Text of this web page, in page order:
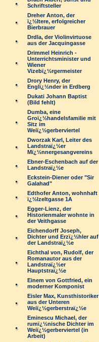
Schriftsteller
Dreher Anton, der
ï¿½ltere, erfolgreicher
Bierbrauer
Drdla, der Violinvirtuose
aus der Jacquingasse
Drimmel Heinrich -
Unterrichtsminister und
Wiener
Vizebï¿½rgermeister
Drory Henry, der
Englï¿½nder in Erdberg
Dukati Johann Baptist
(Bild fehlt)
Dumba, eine
Groï¿½handelsfamilie mit
Sitz im
Weiï¿½gerberviertel
Dworzak Karl, Leiter des
Landstraï¿½er
Mï¿½nnergesangvereins
Ebner-Eschenbach auf der
Landstraï¿½e
Eckstein-Diener oder "Sir
Galahad"
Edthofer Anton, wohnhaft
ï¿½lzeltgasse 1A
Egger-Lienz, der
Historienmaler wohnte in
der Veithgasse
Eichendorff Joseph,
Dichter und Erzï¿½hler auf
der Landstraï¿½e
Eichthal von, Rudolf, der
Romanautor aus der
Landstraï¿½er
Hauptstraï¿½e
Einem von Gottfried, ein
moderner Komponist
Eisler Max, Kunsthistoriker
aus der Unteren
Weiï¿½gerberstraï¿½e
Eminescu Michael, der
rumï¿½nische Dichter im
Weiï¿½gerberviertel (in
Arbeit)